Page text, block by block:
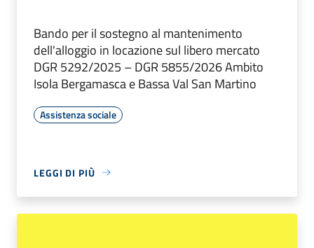
Bando per il sostegno al mantenimento
dell'alloggio in locazione sul libero mercato
DGR 5292/2025 – DGR 5855/2026 Ambito
Isola Bergamasca e Bassa Val San Martino
Assistenza sociale
LEGGI DI PIÙ